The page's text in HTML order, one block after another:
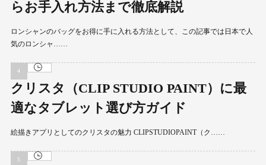
らお手入れ方法まで徹底解説
ロンシャンのバッグをお得に手に入れる方法として、この記事では日本で人
気のロンシャ……
クリスタ（CLIP STUDIO PAINT）に最
適なタブレット選び方ガイド
絵描きアプリとしてのクリスタの魅力 CLIPSTUDIOPAINT（ク……